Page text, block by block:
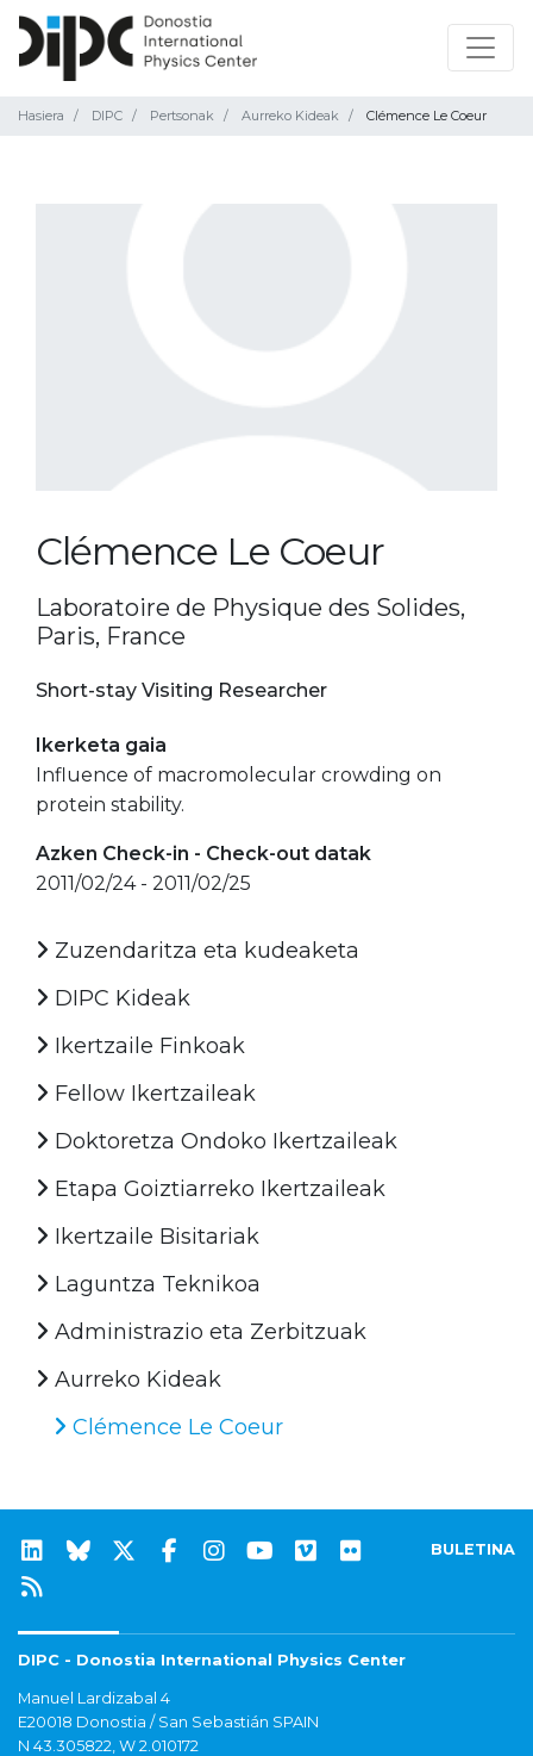
Hasiera DIPC Pertsonak Aurreko Kideak Clémence Le Coeur
Clémence Le Coeur
Laboratoire de Physique des Solides,
Paris, France
Short-stay Visiting Researcher
Ikerketa gaia
Influence of macromolecular crowding on
protein stability.
Azken Check-in - Check-out datak
2011/02/24 - 2011/02/25
Zuzendaritza eta kudeaketa
DIPC Kideak
Ikertzaile Finkoak
Fellow Ikertzaileak
Doktoretza Ondoko Ikertzaileak
Etapa Goiztiarreko Ikertzaileak
Ikertzaile Bisitariak
Laguntza Teknikoa
Administrazio eta Zerbitzuak
Aurreko Kideak
Clémence Le Coeur
BULETINA
DIPC - Donostia International Physics Center
Manuel Lardizabal 4
E20018 Donostia / San Sebastián SPAIN
N 43.305822, W 2.010172